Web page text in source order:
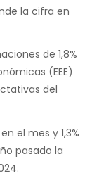
la cifra en
de 1,8%
(EEE)
del
el mes y 1,3%
pasado la